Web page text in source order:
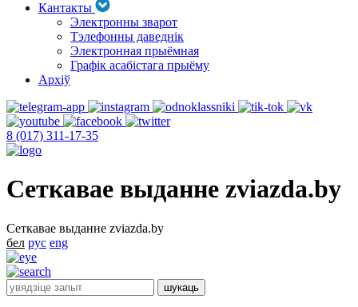
Кантакты
Электронны зварот
Тэлефонны даведнік
Электронная прыёмная
Графік асабістага прыёму
Архіў
8 (017) 311-17-35
Сеткавае выданне zviazda.by
Сеткавае выданне zviazda.by
бел рус eng